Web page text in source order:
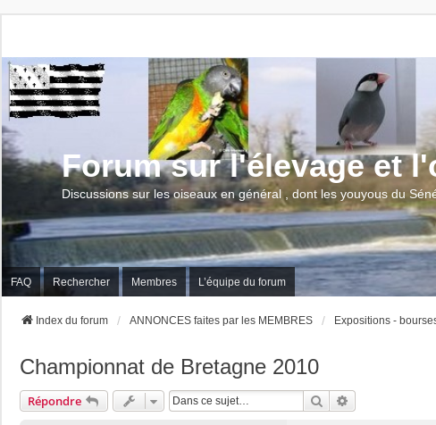
Forum sur l'élevage et
Discussions sur les oiseaux en général , dont les youyous du
FAQ Rechercher Membres L’équipe du forum
Index du forum ANNONCES faites par les MEMBRES Expositions -
Championnat de Bretagne 2010
Répondre Rechercher